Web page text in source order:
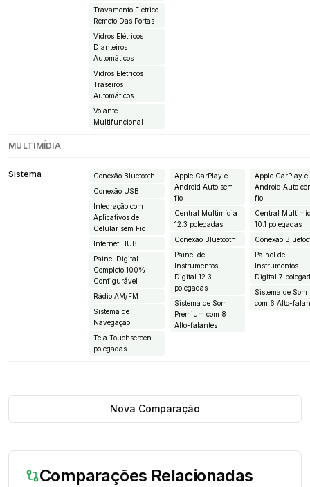
Travamento Eletrico
Remoto Das Portas
Vidros Elétricos
Dianteiros
Automáticos
Vidros Elétricos
Traseiros
Automáticos
Volante
Multifuncional
MULTIMÍDIA
Sistema
Conexão Bluetooth
Conexão USB
Integração com
Aplicativos de
Celular sem Fio
Internet HUB
Painel Digital
Completo 100%
Configurável
Rádio AM/FM
Sistema de
Navegação
Tela Touchscreen
polegadas
Apple CarPlay e
Android Auto sem
fio
Central Multimídia
12.3 polegadas
Conexão Bluetooth
Painel de
Instrumentos
Digital 12.3
polegadas
Sistema de Som
Premium com 8
Alto-falantes
Apple CarPlay e
Android Auto
fio
Central
10.1 polegadas
Conexão
Painel de
Instrumentos
Digital 7
Sistema de Som
com 6 Alto-
Nova Comparação
Comparações Relacionadas